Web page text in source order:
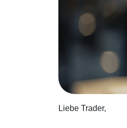
Liebe Trader,